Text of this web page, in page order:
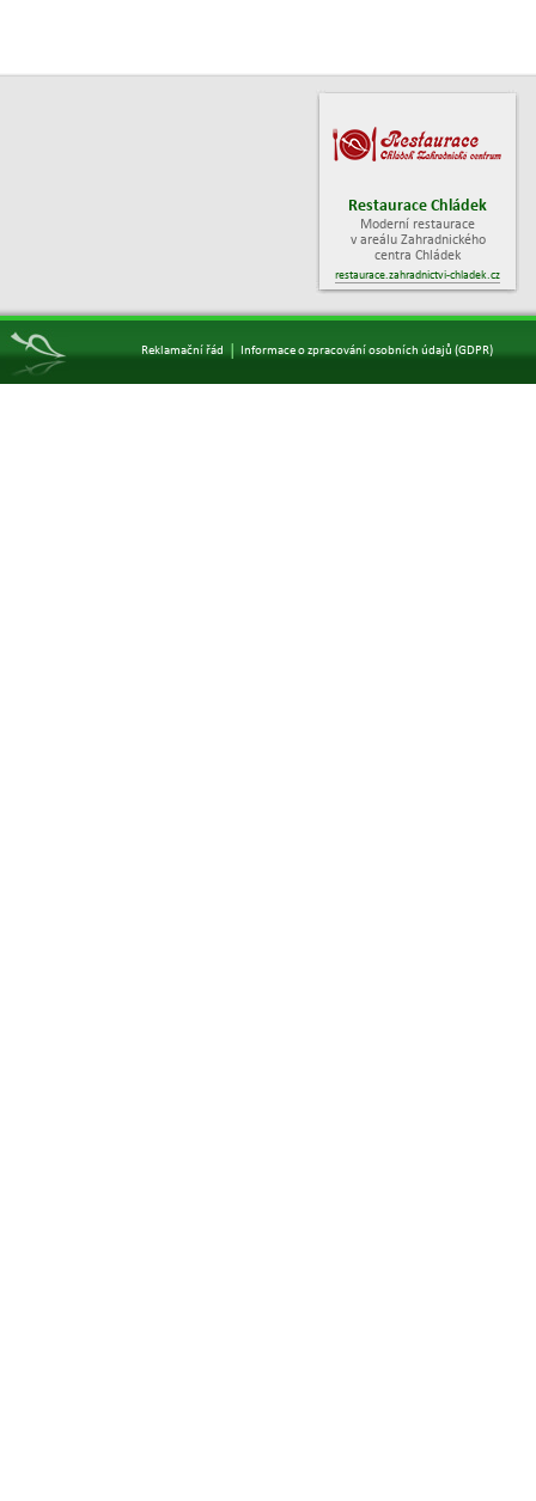
Restaurace Chládek
Moderní restaurace
v areálu Zahradnického
centra Chládek
restaurace.zahradnictvi-chladek.cz
Reklamační řád Informace o zpracování osobních údajů (GDPR)